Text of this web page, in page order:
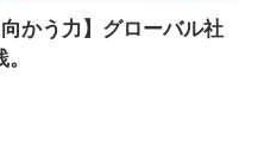
かう力】グローバル社